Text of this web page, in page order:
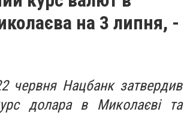
на 3 липня, -
червня Нацбанк затвердив
долара в Миколаєві та